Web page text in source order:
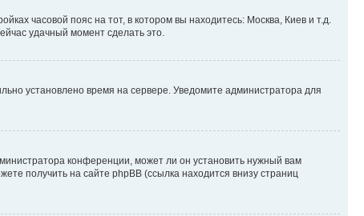
часовой пояс на тот, в котором вы находитесь: Москва, Киев и т.д.
удачный момент сделать это.
установлено время на сервере. Уведомите администратора для
конференции, может ли он установить нужный вам
получить на сайте phpBB (ссылка находится внизу страниц